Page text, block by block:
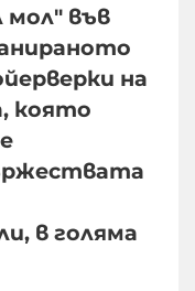
мол" във
на
която
в голяма